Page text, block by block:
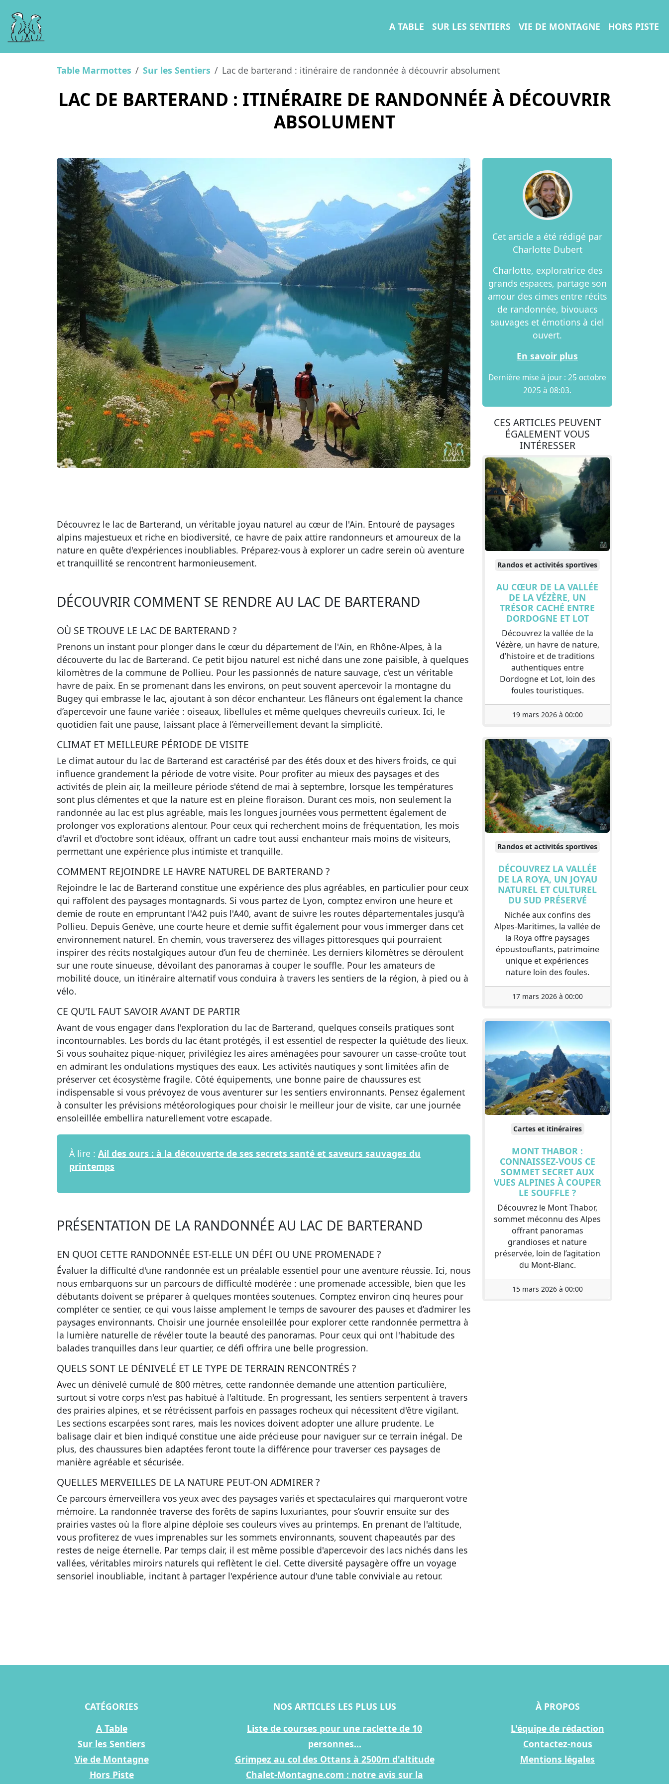
A TABLE SUR LES SENTIERS VIE DE MONTAGNE HORS PISTE
Table Marmottes Sur les Sentiers Lac de barterand : itinéraire de randonnée à découvrir absolument
LAC DE BARTERAND : ITINÉRAIRE DE RANDONNÉE À DÉCOUVRIR
ABSOLUMENT
Découvrez le lac de Barterand, un véritable joyau naturel au cœur de l'Ain. Entouré de paysages
alpins majestueux et riche en biodiversité, ce havre de paix attire randonneurs et amoureux de la
nature en quête d'expériences inoubliables. Préparez-vous à explorer un cadre serein où aventure
et tranquillité se rencontrent harmonieusement.
DÉCOUVRIR COMMENT SE RENDRE AU LAC DE BARTERAND
OÙ SE TROUVE LE LAC DE BARTERAND ?
Prenons un instant pour plonger dans le cœur du département de l'Ain, en Rhône-Alpes, à la
découverte du lac de Barterand. Ce petit bijou naturel est niché dans une zone paisible, à quelques
kilomètres de la commune de Pollieu. Pour les passionnés de nature sauvage, c'est un véritable
havre de paix. En se promenant dans les environs, on peut souvent apercevoir la montagne du
Bugey qui embrasse le lac, ajoutant à son décor enchanteur. Les flâneurs ont également la chance
d’apercevoir une faune variée : oiseaux, libellules et même quelques chevreuils curieux. Ici, le
quotidien fait une pause, laissant place à l’émerveillement devant la simplicité.
CLIMAT ET MEILLEURE PÉRIODE DE VISITE
Le climat autour du lac de Barterand est caractérisé par des étés doux et des hivers froids, ce qui
influence grandement la période de votre visite. Pour profiter au mieux des paysages et des
activités de plein air, la meilleure période s'étend de mai à septembre, lorsque les températures
sont plus clémentes et que la nature est en pleine floraison. Durant ces mois, non seulement la
randonnée au lac est plus agréable, mais les longues journées vous permettent également de
prolonger vos explorations alentour. Pour ceux qui recherchent moins de fréquentation, les mois
d'avril et d'octobre sont idéaux, offrant un cadre tout aussi enchanteur mais moins de visiteurs,
permettant une expérience plus intimiste et tranquille.
COMMENT REJOINDRE LE HAVRE NATUREL DE BARTERAND ?
Rejoindre le lac de Barterand constitue une expérience des plus agréables, en particulier pour ceux
qui raffolent des paysages montagnards. Si vous partez de Lyon, comptez environ une heure et
demie de route en empruntant l'A42 puis l'A40, avant de suivre les routes départementales jusqu'à
Pollieu. Depuis Genève, une courte heure et demie suffit également pour vous immerger dans cet
environnement naturel. En chemin, vous traverserez des villages pittoresques qui pourraient
inspirer des récits nostalgiques autour d’un feu de cheminée. Les derniers kilomètres se déroulent
sur une route sinueuse, dévoilant des panoramas à couper le souffle. Pour les amateurs de
mobilité douce, un itinéraire alternatif vous conduira à travers les sentiers de la région, à pied ou à
vélo.
CE QU'IL FAUT SAVOIR AVANT DE PARTIR
Avant de vous engager dans l'exploration du lac de Barterand, quelques conseils pratiques sont
incontournables. Les bords du lac étant protégés, il est essentiel de respecter la quiétude des lieux.
Si vous souhaitez pique-niquer, privilégiez les aires aménagées pour savourer un casse-croûte tout
en admirant les ondulations mystiques des eaux. Les activités nautiques y sont limitées afin de
préserver cet écosystème fragile. Côté équipements, une bonne paire de chaussures est
indispensable si vous prévoyez de vous aventurer sur les sentiers environnants. Pensez également
à consulter les prévisions météorologiques pour choisir le meilleur jour de visite, car une journée
ensoleillée embellira naturellement votre escapade.
À lire : Ail des ours : à la découverte de ses secrets santé et saveurs sauvages du
printemps
PRÉSENTATION DE LA RANDONNÉE AU LAC DE BARTERAND
EN QUOI CETTE RANDONNÉE EST-ELLE UN DÉFI OU UNE PROMENADE ?
Évaluer la difficulté d'une randonnée est un préalable essentiel pour une aventure réussie. Ici, nous
nous embarquons sur un parcours de difficulté modérée : une promenade accessible, bien que les
débutants doivent se préparer à quelques montées soutenues. Comptez environ cinq heures pour
compléter ce sentier, ce qui vous laisse amplement le temps de savourer des pauses et d’admirer les
paysages environnants. Choisir une journée ensoleillée pour explorer cette randonnée permettra à
la lumière naturelle de révéler toute la beauté des panoramas. Pour ceux qui ont l'habitude des
balades tranquilles dans leur quartier, ce défi offrira une belle progression.
QUELS SONT LE DÉNIVELÉ ET LE TYPE DE TERRAIN RENCONTRÉS ?
Avec un dénivelé cumulé de 800 mètres, cette randonnée demande une attention particulière,
surtout si votre corps n'est pas habitué à l'altitude. En progressant, les sentiers serpentent à travers
des prairies alpines, et se rétrécissent parfois en passages rocheux qui nécessitent d'être vigilant.
Les sections escarpées sont rares, mais les novices doivent adopter une allure prudente. Le
balisage clair et bien indiqué constitue une aide précieuse pour naviguer sur ce terrain inégal. De
plus, des chaussures bien adaptées feront toute la différence pour traverser ces paysages de
manière agréable et sécurisée.
QUELLES MERVEILLES DE LA NATURE PEUT-ON ADMIRER ?
Ce parcours émerveillera vos yeux avec des paysages variés et spectaculaires qui marqueront votre
mémoire. La randonnée traverse des forêts de sapins luxuriantes, pour s’ouvrir ensuite sur des
prairies vastes où la flore alpine déploie ses couleurs vives au printemps. En prenant de l'altitude,
vous profiterez de vues imprenables sur les sommets environnants, souvent chapeautés par des
restes de neige éternelle. Par temps clair, il est même possible d'apercevoir des lacs nichés dans les
vallées, véritables miroirs naturels qui reflètent le ciel. Cette diversité paysagère offre un voyage
sensoriel inoubliable, incitant à partager l'expérience autour d'une table conviviale au retour.
Cet article a été rédigé par
Charlotte Dubert
Charlotte, exploratrice des
grands espaces, partage son
amour des cimes entre récits
de randonnée, bivouacs
sauvages et émotions à ciel
ouvert.
En savoir plus
Dernière mise à jour : 25 octobre
2025 à 08:03.
CES ARTICLES PEUVENT
ÉGALEMENT VOUS
INTÉRESSER
Randos et activités sportives
AU CŒUR DE LA VALLÉE
DE LA VÉZÈRE, UN
TRÉSOR CACHÉ ENTRE
DORDOGNE ET LOT
Découvrez la vallée de la
Vézère, un havre de nature,
d’histoire et de traditions
authentiques entre
Dordogne et Lot, loin des
foules touristiques.
19 mars 2026 à 00:00
Randos et activités sportives
DÉCOUVREZ LA VALLÉE
DE LA ROYA, UN JOYAU
NATUREL ET CULTUREL
DU SUD PRÉSERVÉ
Nichée aux confins des
Alpes-Maritimes, la vallée de
la Roya offre paysages
époustouflants, patrimoine
unique et expériences
nature loin des foules.
17 mars 2026 à 00:00
Cartes et itinéraires
MONT THABOR :
CONNAISSEZ-VOUS CE
SOMMET SECRET AUX
VUES ALPINES À COUPER
LE SOUFFLE ?
Découvrez le Mont Thabor,
sommet méconnu des Alpes
offrant panoramas
grandioses et nature
préservée, loin de l’agitation
du Mont-Blanc.
15 mars 2026 à 00:00
CATÉGORIES
A Table
Sur les Sentiers
Vie de Montagne
Hors Piste
NOS ARTICLES LES PLUS LUS
Liste de courses pour une raclette de 10
personnes...
Grimpez au col des Ottans à 2500m d'altitude
Chalet-Montagne.com : notre avis sur la
À PROPOS
L'équipe de rédaction
Contactez-nous
Mentions légales